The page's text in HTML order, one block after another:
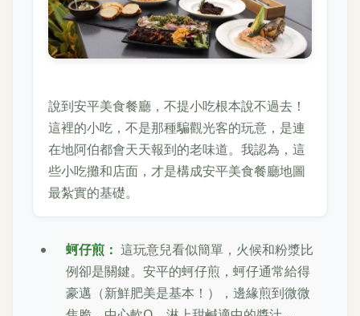
說到安平美食餐廳，不提小吃根本說不過去！
這裡的小吃，不是那種騙觀光客的玩意，是連
在地阿伯都會天天報到的老味道。我認為，這
些小吃攤和店面，才是構成安平美食餐廳地圖
最紮實的基礎。
蚵仔煎： 這玩意兒看似簡單，火候和粉漿比
例卻是關鍵。安平的蚵仔煎，蚵仔通常給得
豪邁（新鮮肥美是基本！），邊緣煎到微微